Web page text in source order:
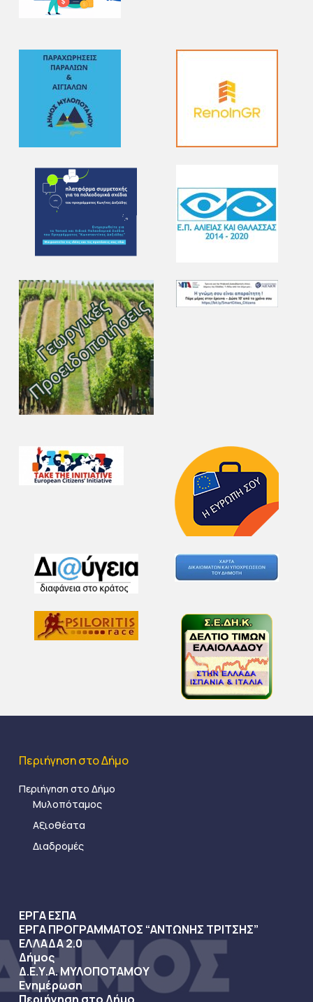
Περιήγηση στο Δήμο
Περιήγηση στο Δήμο
Μυλοπόταμος
Αξιοθέατα
Διαδρομές
ΕΡΓΑ ΕΣΠΑ
ΕΡΓΑ ΠΡΟΓΡΑΜΜΑΤΟΣ “ΑΝΤΩΝΗΣ ΤΡΙΤΣΗΣ”
ΕΛΛΑΔΑ 2.0
Δήμος
Δ.Ε.Υ.Α. ΜΥΛΟΠΟΤΑΜΟΥ
Ενημέρωση